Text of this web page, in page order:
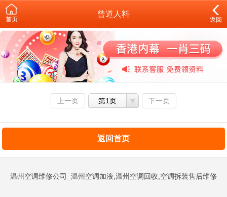
首页
曾道人料
返回
上一页 第1页 下一页
返回首页
温州空调维修公司_温州空调加液,温州空调回收,空调拆装售后维修